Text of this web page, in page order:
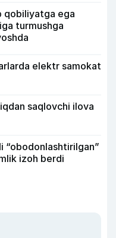
qobiliyatga ega
turmushga
elektr samokat
saqlovchi ilova
“obodonlashtirilgan”
izoh berdi